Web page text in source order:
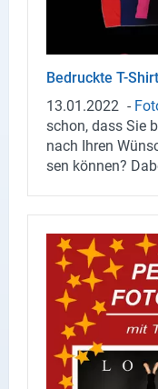
Be­druck­te T-​
13.01.2022 -
schon, dass Sie
nach Ihren
sen kön­nen?
Siebdruck.